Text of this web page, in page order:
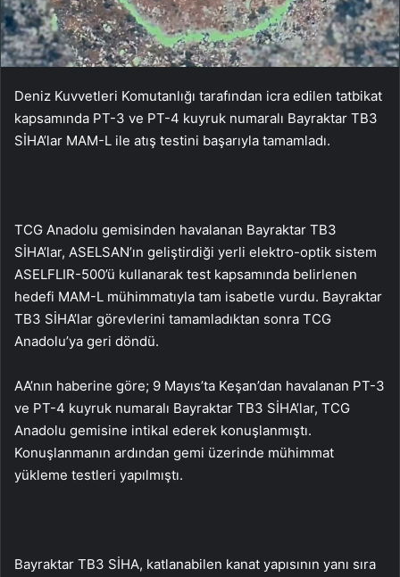
Deniz Kuvvetleri Komutanlığı tarafından icra edilen tatbikat
kapsamında PT-3 ve PT-4 kuyruk numaralı Bayraktar TB3
SİHA’lar MAM-L ile atış testini başarıyla tamamladı.
TCG Anadolu gemisinden havalanan Bayraktar TB3
SİHA’lar, ASELSAN’ın geliştirdiği yerli elektro-optik sistem
ASELFLIR-500’ü kullanarak test kapsamında belirlenen
hedefi MAM-L mühimmatıyla tam isabetle vurdu. Bayraktar
TB3 SİHA’lar görevlerini tamamladıktan sonra TCG
Anadolu’ya geri döndü.
AA’nın haberine göre; 9 Mayıs’ta Keşan’dan havalanan PT-3
ve PT-4 kuyruk numaralı Bayraktar TB3 SİHA’lar, TCG
Anadolu gemisine intikal ederek konuşlanmıştı.
Konuşlanmanın ardından gemi üzerinde mühimmat
yükleme testleri yapılmıştı.
Bayraktar TB3 SİHA, katlanabilen kanat yapısının yanı sıra